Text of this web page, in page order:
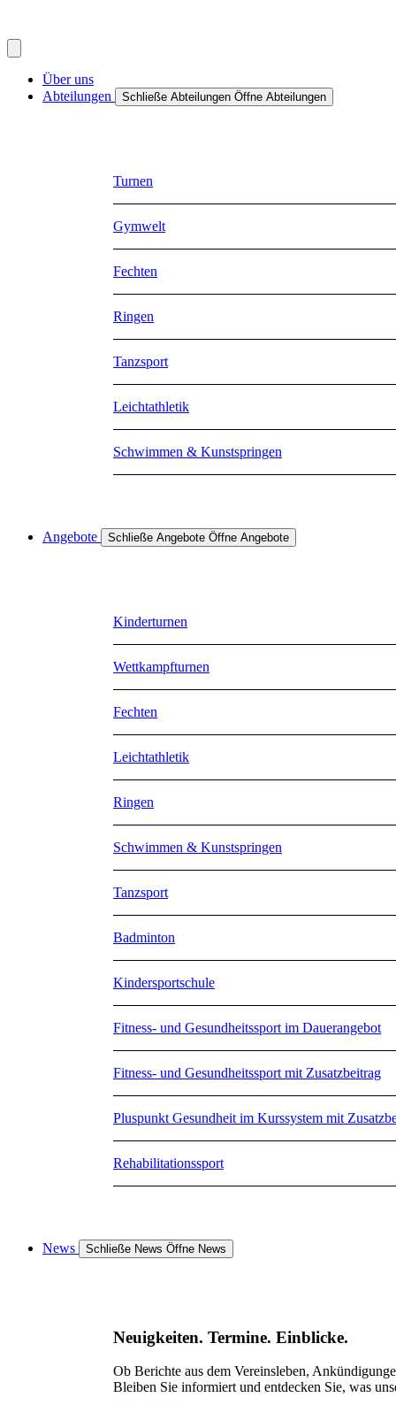
Über uns
Abteilungen
Schließe Abteilungen Öffne Abteilungen
Turnen
Gymwelt
Fechten
Ringen
Tanzsport
Leichtathletik
Schwimmen & Kunstspringen
Angebote Schließe Angebote Öffne Angebote
Kinderturnen
Wettkampfturnen
Fechten
Leichtathletik
Ringen
Schwimmen & Kunstspringen
Tanzsport
Badminton
Kindersportschule
Fitness- und Gesundheitssport im Dauerangebot
Fitness- und Gesundheitssport mit Zusatzbeitrag
Pluspunkt Gesundheit im Kurssystem mit
Rehabilitationssport
News Schließe News Öffne News
Neuigkeiten. Termine. Einblicke.
Ob Berichte aus dem Vereinsleben,
Bleiben Sie informiert und entdecken Sie, was